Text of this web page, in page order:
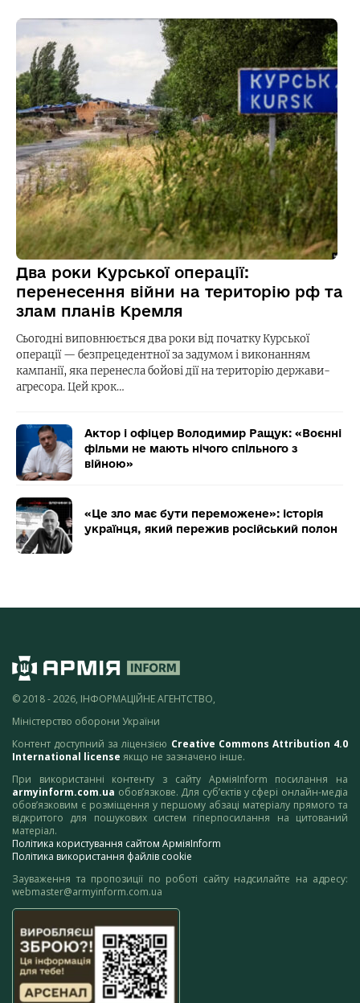
Два роки Курської операції:
перенесення війни на територію рф та
злам планів Кремля
Сьогодні виповнюється два роки від початку Курської
операції — безпрецедентної за задумом і виконанням
кампанії, яка перенесла бойові дії на територію держави-
агресора. Цей крок…
Актор і офіцер Володимир Ращук: «Воєнні
фільми не мають нічого спільного з
війною»
«Це зло має бути переможене»: історія
українця, який пережив російський полон
© 2018 - 2026, ІНФОРМАЦІЙНЕ АГЕНТСТВО,
Міністерство оборони України
Контент доступний за ліцензією Creative Commons Attribution 4.0
International license якщо не зазначено інше.
При використанні контенту з сайту АрміяInform посилання на
armyinform.com.ua обов’язкове. Для суб’єктів у сфері онлайн-медіа
обов’язковим є розміщення у першому абзаці матеріалу прямого та
відкритого для пошукових систем гіперпосилання на цитований
матеріал.
Політика користування сайтом АрміяInform
Політика використання файлів cookie
Зауваження та пропозиції по роботі сайту надсилайте на адресу:
webmaster@armyinform.com.ua